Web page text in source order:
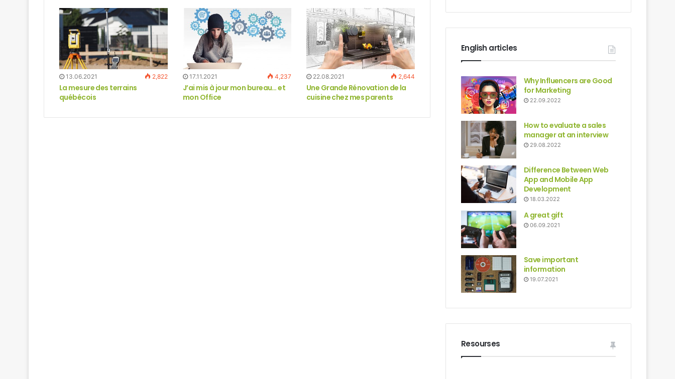
13.06.2021 2,822
La mesure des terrains
québécois
17.11.2021 4,237
J’ai mis à jour mon bureau… et
mon Office
22.08.2021 2,644
Une Grande Rénovation de la
cuisine chez mes parents
English articles
Why Influencers are Good
for Marketing
22.09.2022
How to evaluate a sales
manager at an interview
29.08.2022
Difference Between Web
App and Mobile App
Development
18.03.2022
A great gift
06.09.2021
Save important
information
19.07.2021
Resourses